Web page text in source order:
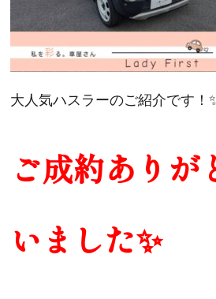
大人気ハスラーのご紹介です！
ご成約ありが
いました✨